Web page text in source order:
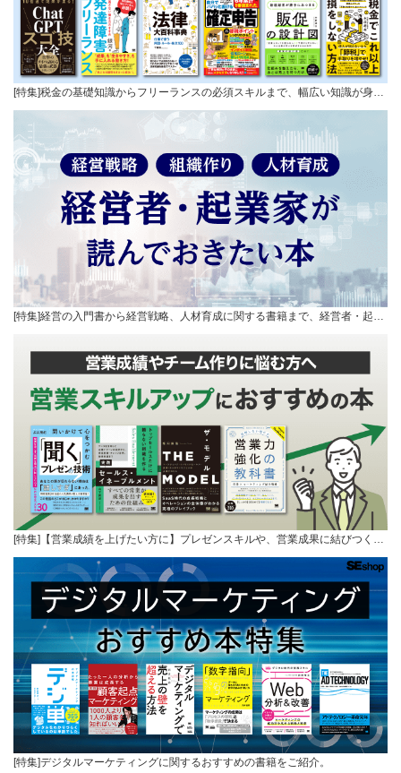
[特集]税金の基礎知識からフリーランスの必須スキルまで、幅広い知識が身…
[特集]経営の入門書から経営戦略、人材育成に関する書籍まで、経営者・起…
[特集]【営業成績を上げたい方に】プレゼンスキルや、営業成果に結びつく…
[特集]デジタルマーケティングに関するおすすめの書籍をご紹介。